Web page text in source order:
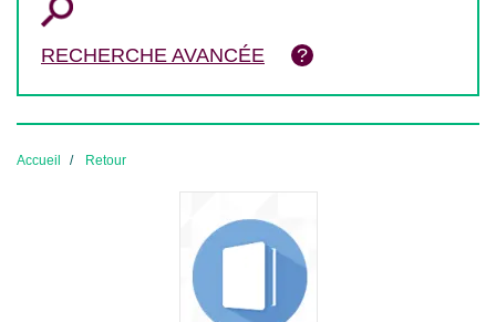
RECHERCHE AVANCÉE
Accueil Retour